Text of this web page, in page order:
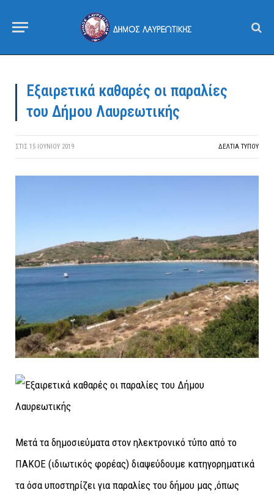
Εξαιρετικά καθαρές οι παραλίες
του Δήμου Λαυρεωτικής
ΣΤΙΣ 15 ΙΟΥΝΊΟΥ 2019 ΔΕΛΤΙΑ ΤΥΠΟΥ
Μετά τα δημοσιεύματα στον ηλεκτρονικό τύπο από το
ΠΑΚΟΕ (ιδιωτικός φορέας) διαψεύδουμε κατηγορηματικά
τα όσα υποστηρίζει για παραλίες του δήμου μας ,όπως